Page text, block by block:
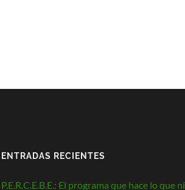
ENTRADAS RECIENTES
P.E.R.C.E.B.E.: El programa que hace lo que ni